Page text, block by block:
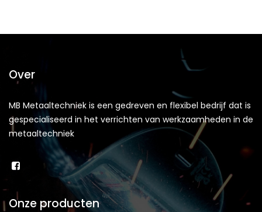
Over
MB Metaaltechniek is een gedreven en flexibel bedrijf dat is
gespecialiseerd in het verrichten van werkzaamheden in de
metaaltechniek
Onze producten